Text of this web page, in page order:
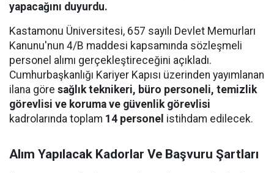
yapacağını duyurdu.
Kastamonu Üniversitesi, 657 sayılı Devlet Memurları
Kanunu'nun 4/B maddesi kapsamında sözleşmeli
personel alımı gerçekleştireceğini açıkladı.
Cumhurbaşkanlığı Kariyer Kapısı üzerinden yayımlanan
ilana göre sağlık teknikeri, büro personeli, temizlik
görevlisi ve koruma ve güvenlik görevlisi
kadrolarında toplam 14 personel istihdam edilecek.
Alım Yapılacak Kadorlar Ve Başvuru Şartları